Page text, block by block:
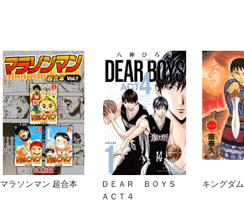
マラソンマン 超合本
ＤＥＡＲ ＢＯＹＳ
ＡＣＴ４
キングダム